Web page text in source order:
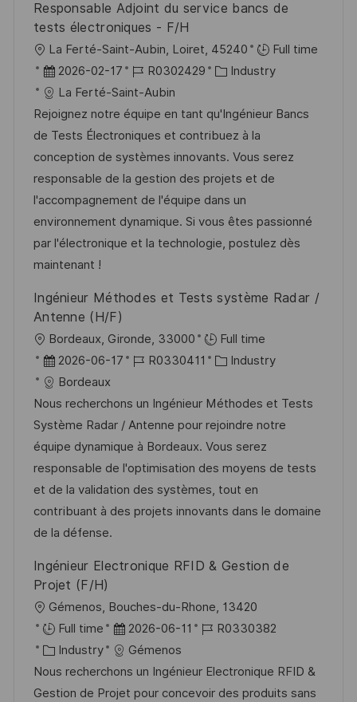
Responsable Adjoint du service bancs de
tests électroniques - F/H
O
r
t
La Ferté-Saint-Aubin, Loiret, 45240
Full time
D
a
t
u
m
d
e
r
V
e
ö
e
n
l
g
2026-02-17
J
o
b
-
I
D
R0302429
K
t
e
g
o
r
i
e
Industry
La Ferté-Saint-Aubin
Rejoignez notre équipe en tant qu'Ingénieur Bancs
de Tests Électroniques et contribuez à la
conception de systèmes innovants. Vous serez
responsable de la gestion des projets et de
l'accompagnement de l'équipe dans un
environnement dynamique. Si vous êtes passionné
par l'électronique et la technologie, postulez dès
maintenant !
Ingénieur Méthodes et Tests système Radar /
Antenne (H/F)
O
r
t
Bordeaux, Gironde, 33000
Full time
D
a
t
u
m
d
e
r
V
r
f
2026-06-17
J
b
-
I
D
R0330411
K
t
e
g
o
i
Industry
Bordeaux
Nous recherchons un Ingénieur Méthodes et Tests
Système Radar / Antenne pour rejoindre notre
équipe dynamique à Bordeaux. Vous serez
responsable de l'optimisation des moyens de tests
et de la validation des systèmes, tout en
contribuant à des projets innovants dans le domaine
de la défense.
Ingénieur Electronique RFID & Gestion de
Projet (F/H)
O
r
t
Gémenos, Bouches-du-Rhone, 13420
Full time
D
a
t
u
2026-06-11
J
b
-
R0330382
K
a
t
Industry
Gémenos
Nous recherchons un Ingénieur Electronique RFID &
Gestion de Projet pour concevoir des produits sans